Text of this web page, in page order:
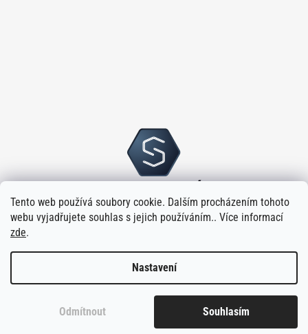
Tento web používá soubory cookie. Dalším procházením tohoto
webu vyjadřujete souhlas s jejich používáním.. Více informací
zde.
Nastavení
Odmítnout Souhlasím
Copyright 2026Sloupský s.r.o. . Všechna práva vyhrazena.